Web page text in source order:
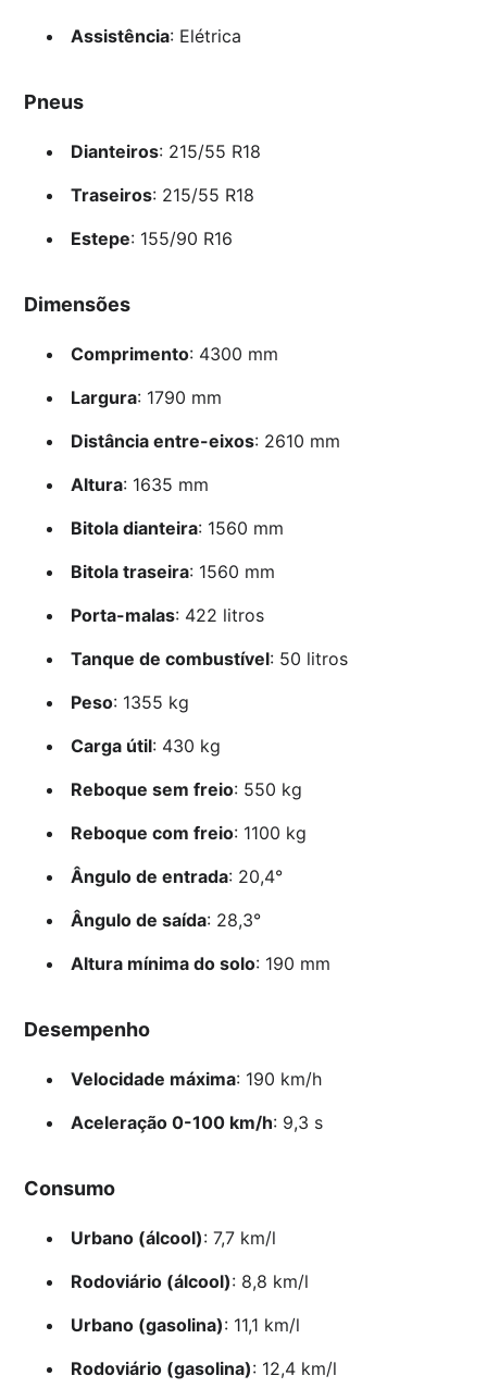
Assistência: Elétrica
Pneus
Dianteiros: 215/55 R18
Traseiros: 215/55 R18
Estepe: 155/90 R16
Dimensões
Comprimento: 4300 mm
Largura: 1790 mm
Distância entre-eixos: 2610 mm
Altura: 1635 mm
Bitola dianteira: 1560 mm
Bitola traseira: 1560 mm
Porta-malas: 422 litros
Tanque de combustível: 50 litros
Peso: 1355 kg
Carga útil: 430 kg
Reboque sem freio: 550 kg
Reboque com freio: 1100 kg
Ângulo de entrada: 20,4°
Ângulo de saída: 28,3°
Altura mínima do solo: 190 mm
Desempenho
Velocidade máxima: 190 km/h
Aceleração 0-100 km/h: 9,3 s
Consumo
Urbano (álcool): 7,7 km/l
Rodoviário (álcool): 8,8 km/l
Urbano (gasolina): 11,1 km/l
Rodoviário (gasolina): 12,4 km/l